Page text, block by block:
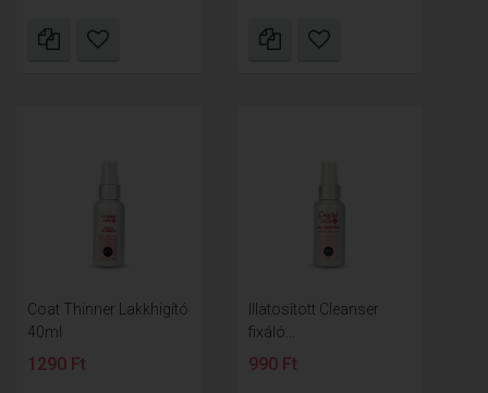
Coat Thinner Lakkhigító
40ml
1290 Ft
Illatosított Cleanser
fixáló...
990 Ft